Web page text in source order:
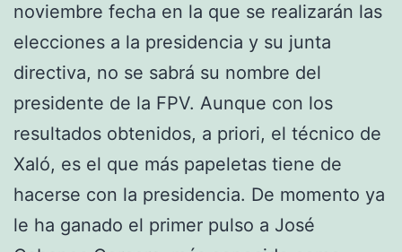
noviembre fecha en la que se realizarán las
elecciones a la presidencia y su junta
directiva, no se sabrá su nombre del
presidente de la FPV. Aunque con los
resultados obtenidos, a priori, el técnico de
Xaló, es el que más papeletas tiene de
hacerse con la presidencia. De momento ya
le ha ganado el primer pulso a José